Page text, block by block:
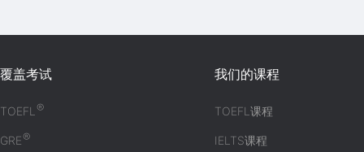
覆盖考试
TOEFL®
GRE®
我们的课程
TOEFL课程
IELTS课程